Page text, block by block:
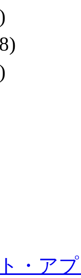
・ア